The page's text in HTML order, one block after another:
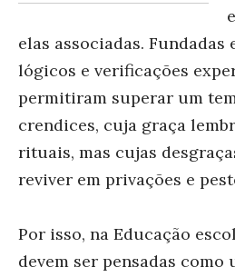
elas associadas. Fundadas
lógicos e verificações
permitiram superar um
crendices, cuja graça
rituais, mas cujas
reviver em privações e
Por isso, na Educação
devem ser pensadas como